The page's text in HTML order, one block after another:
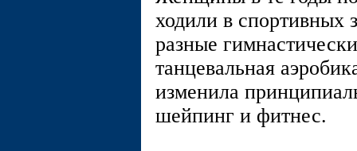
ходили в спортивных
разные
танцевальная
изменила
шейпинг и фитнес.